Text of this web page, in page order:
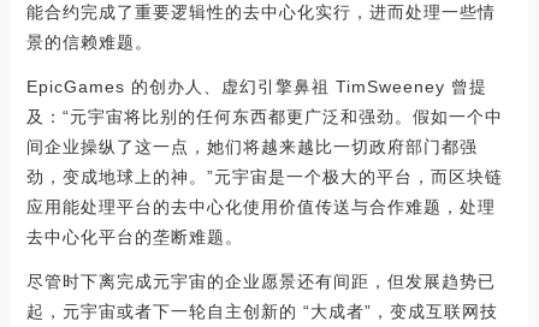
能合约完成了重要逻辑性的去中心化实行，进而处理一些情
景的信赖难题。
EpicGames 的创办人、虚幻引擎鼻祖 TimSweeney 曾提
及：“元宇宙将比别的任何东西都更广泛和强劲。假如一个中
间企业操纵了这一点，她们将越来越比一切政府部门都强
劲，变成地球上的神。”元宇宙是一个极大的平台，而区块链
应用能处理平台的去中心化使用价值传送与合作难题，处理
去中心化平台的垄断难题。
尽管时下离完成元宇宙的企业愿景还有间距，但发展趋势已
起，元宇宙或者下一轮自主创新的 “大成者”，变成互联网技